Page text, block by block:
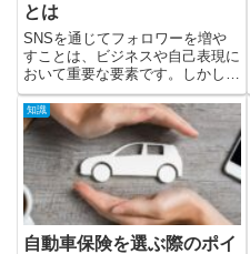
とは
SNSを通じてフォロワーを増や
すことは、ビジネスや自己表現に
おいて重要な要素です。しかし、
ただフォロワーの数を追い求める
だけでは本当の意味での成功には
つながりません。もちろん最初は
ソーシャルマーケットフォロワー
を活用するのも近道ではありま
す...
知識
自動車保険を選ぶ際のポイ